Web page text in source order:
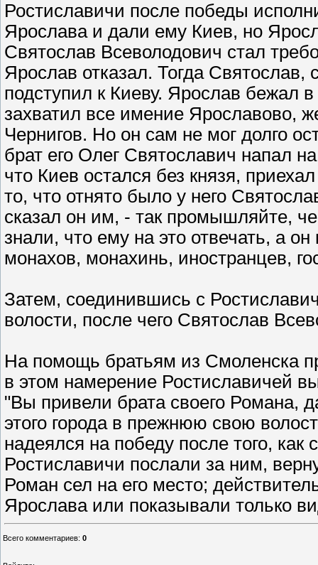
Ростиславичи после победы
Ярослава и дали ему Киев, но
Святослав Всеволодович стал
Ярослав отказал. Тогда
подступил к Киеву. Ярослав бежал
захватил все имение Ярославово,
Чернигов. Но он сам не мог долго
брат его Олег Святославич напал
что Киев остался без князя,
то, что отнято было у него
сказал он им, - так промышляйте,
знали, что ему на это отвечать, а
монахов, монахинь, иностранцев,
Затем, соединившись с
волости, после чего Святослав
На помощь братьям из Смоленска
в этом намерение Ростиславичей
"Вы привели брата своего Романа,
этого города в прежнюю свою
надеялся на победу после того,
Ростиславичи послали за ним,
Роман сел на его место;
Ярослава или показывали только
Всего комментариев: 0